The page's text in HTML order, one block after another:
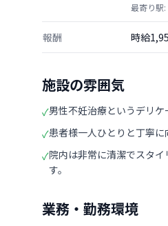
最寄り駅
報酬 時給
施設の雰囲気
✓男性不妊治療というデリケ
✓患者様一人ひとりと丁寧に
✓院内は非常に清潔でスタ
す。
業務・勤務環境